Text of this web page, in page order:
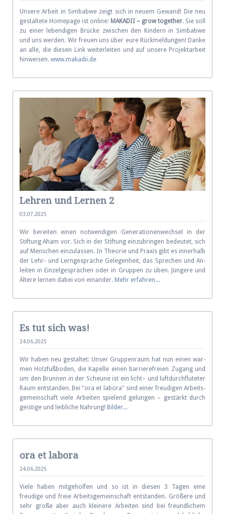
Unsere Arbeit in Simbabwe zeigt sich in neuem Ge­wand! Die neu
gestal­tete Home­page ist on­line: MAKADII – grow together. Sie soll
zu einer le­ben­di­gen Brücke zwi­schen den Kin­dern in Sim­bab­we
und uns werden. Wir freu­en uns über eure Rück­mel­dun­gen! Dan­ke
an alle, die diesen Link wei­ter­lei­ten und auf un­se­re Pro­jekt­ar­beit
hin­wei­sen. www.makadii.de
Lehren und Lernen 2
03.07.2025
Wir bereiten einen not­wen­di­gen Ge­ne­ra­ti­o­nen­wech­sel in der
Stiftung Aham vor. Sich in der Stiftung ein­zu­brin­gen be­deu­tet, sich
auf Men­schen ein­zu­las­sen. In The­orie und Pra­xis gibt es in­ner­halb
der Lehr- und Lern­ge­sprä­che Ge­le­gen­heit, das Spre­chen und An­
lei­ten in Ein­zel­ge­sprä­chen oder in Grup­pen zu üben. Jün­ge­re und
Älte­re ler­nen da­bei von ein­an­der. Mehr erfahren...
Es tut sich was!
24.06.2025
Wir haben neu gestaltet: Unser Gruppen­raum hat nun einen war­
men Holz­fuß­boden, die Kapelle einen bar­ri­ere­fre­ien Zu­gang und
um den Brun­nen in der Scheu­ne ist ein licht– und luft­durch­flu­te­ter
Raum ent­stan­den. Bei "ora et labora" sind einer freu­di­gen Ar­beits­
ge­mein­schaft viele Ar­bei­ten spie­lend ge­lun­gen – ge­stärkt durch
geis­tige und leib­li­che Nah­rung! Bilder...
ora et labora
24.06.2025
Viele haben mitgeholfen und so ist in diesen 3 Tagen eine
freudige und freie Arbeits­gemeinschaft entstanden. Größere und
sehr große aber auch kleinere Arbeiten sind bei freundlichem